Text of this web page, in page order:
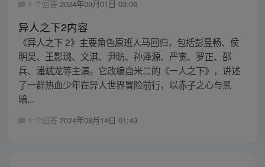
1 个回答 2024年09月01日 03:06
异人之下2内容
《异人之下 2》主要角色原班人马回归，包括彭昱畅、侯
明昊、王影璐、文淇、尹昉、孙泽源、严宽、罗正、邵
兵、潘斌龙等主演。它改编自米二的《一人之下》，讲述
了一群热血少年在异人世界冒险前行，以赤子之心与黑
暗...
1 个回答 2024年08月14日 01:49